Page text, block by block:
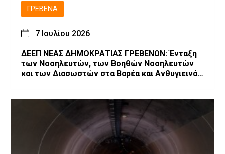
ΓΡΕΒΕΝΆ
7 Ιουλίου 2026
ΔΕΕΠ ΝΕΑΣ ΔΗΜΟΚΡΑΤΙΑΣ ΓΡΕΒΕΝΩΝ: Ένταξη
των Νοσηλευτών, των Βοηθών Νοσηλευτών
και των Διασωστών στα Βαρέα και Ανθυγιεινά